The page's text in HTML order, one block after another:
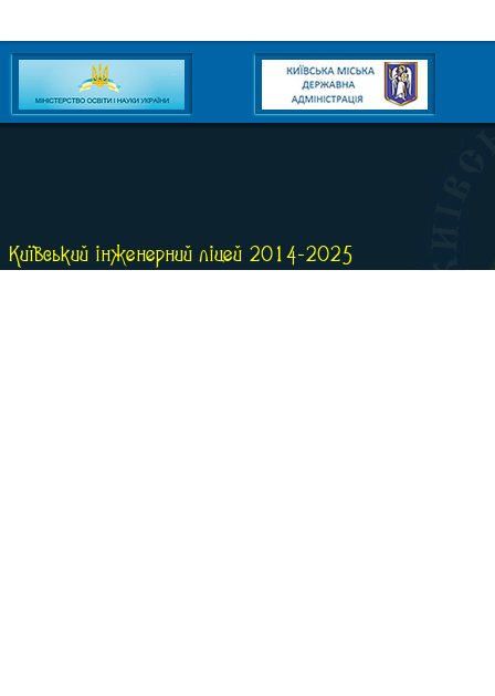
Київський інженерний ліцей 2014-2025